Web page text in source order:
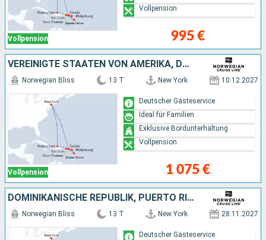
Vollpension 995 €
Vollpension
VEREINIGTE STAATEN VON AMERIKA, DOMINIKANISCHE REPUBLIK, PUERTO RICO
Vollpension
Norwegian Bliss 13 T New York 10.12.2027
1 075 €
Deutscher Gästeservice
Ideal für Familien
Exklusive Bordunterhaltung
Vollpension
DOMINIKANISCHE REPUBLIK, PUERTO RICO, VEREINIGTE STAATEN VON AMERIKA
Norwegian Bliss 13 T New York 28.11.2027
Deutscher Gästeservice